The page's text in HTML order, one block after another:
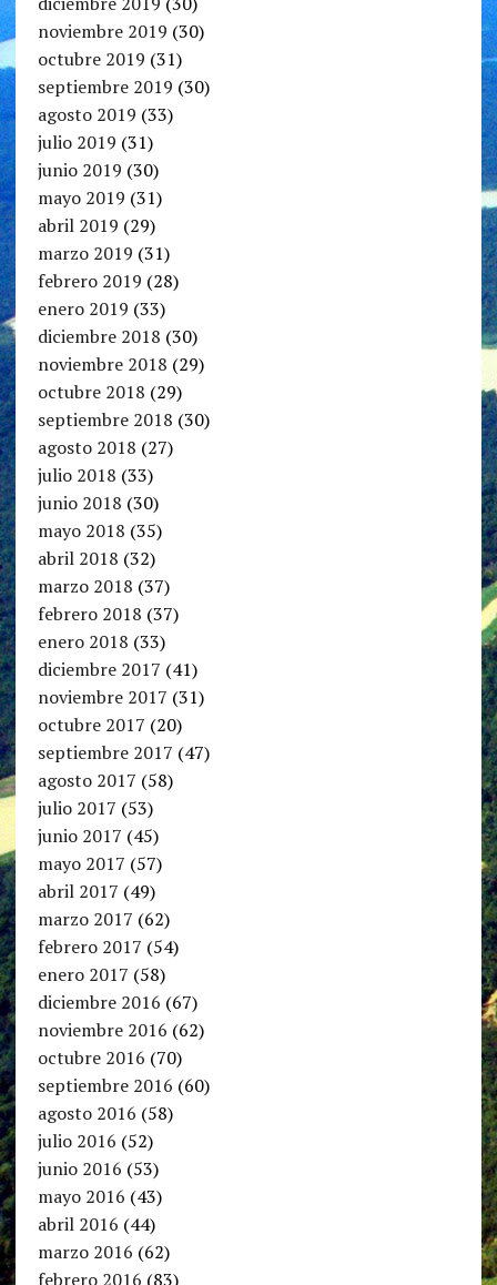
noviembre 2019 (30)
octubre 2019 (31)
septiembre 2019 (30)
agosto 2019 (33)
julio 2019 (31)
junio 2019 (30)
mayo 2019 (31)
abril 2019 (29)
marzo 2019 (31)
febrero 2019 (28)
enero 2019 (33)
diciembre 2018 (30)
noviembre 2018 (29)
octubre 2018 (29)
septiembre 2018 (30)
agosto 2018 (27)
julio 2018 (33)
junio 2018 (30)
mayo 2018 (35)
abril 2018 (32)
marzo 2018 (37)
febrero 2018 (37)
enero 2018 (33)
diciembre 2017 (41)
noviembre 2017 (31)
octubre 2017 (20)
septiembre 2017 (47)
agosto 2017 (58)
julio 2017 (53)
junio 2017 (45)
mayo 2017 (57)
abril 2017 (49)
marzo 2017 (62)
febrero 2017 (54)
enero 2017 (58)
diciembre 2016 (67)
noviembre 2016 (62)
octubre 2016 (70)
septiembre 2016 (60)
agosto 2016 (58)
julio 2016 (52)
junio 2016 (53)
mayo 2016 (43)
abril 2016 (44)
marzo 2016 (62)
febrero 2016 (83)